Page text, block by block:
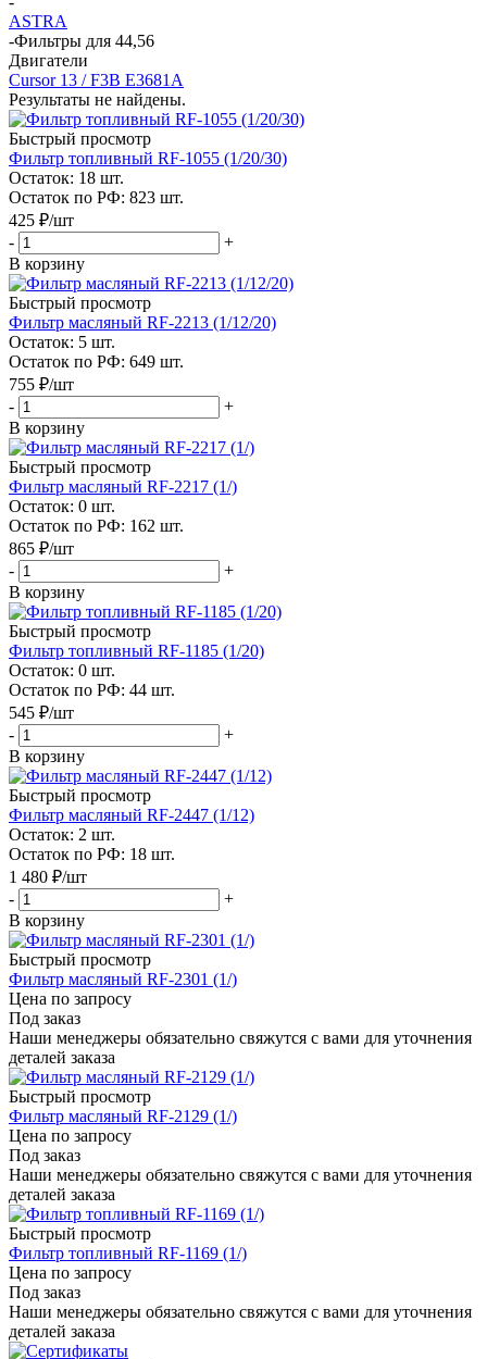
ASTRA
-Фильтры для 44,56
Двигатели
Cursor 13 / F3B E3681A
Результаты не найдены.
Быстрый просмотр
Фильтр топливный RF-1055 (1/20/30)
Остаток: 18 шт.
Остаток по РФ: 823 шт.
425 ₽/шт
-
+
В корзину
Быстрый просмотр
Фильтр масляный RF-2213 (1/12/20)
Остаток: 5 шт.
Остаток по РФ: 649 шт.
755 ₽/шт
-
+
В корзину
Быстрый просмотр
Фильтр масляный RF-2217 (1/)
Остаток: 0 шт.
Остаток по РФ: 162 шт.
865 ₽/шт
-
+
В корзину
Быстрый просмотр
Фильтр топливный RF-1185 (1/20)
Остаток: 0 шт.
Остаток по РФ: 44 шт.
545 ₽/шт
-
+
В корзину
Быстрый просмотр
Фильтр масляный RF-2447 (1/12)
Остаток: 2 шт.
Остаток по РФ: 18 шт.
1 480 ₽/шт
-
+
В корзину
Быстрый просмотр
Фильтр масляный RF-2301 (1/)
Цена по запросу
Под заказ
Наши менеджеры обязательно свяжутся с вами для уточнения
деталей заказа
Быстрый просмотр
Фильтр масляный RF-2129 (1/)
Цена по запросу
Под заказ
Наши менеджеры обязательно свяжутся с вами для уточнения
деталей заказа
Быстрый просмотр
Фильтр топливный RF-1169 (1/)
Цена по запросу
Под заказ
Наши менеджеры обязательно свяжутся с вами для уточнения
деталей заказа